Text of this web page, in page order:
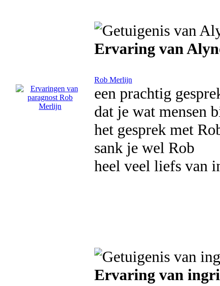
Ervaring van
Rob Merlijn
een prachtig
dat je wat mensen
het gesprek met
sank je wel Rob
heel veel liefs van
Ervaring van